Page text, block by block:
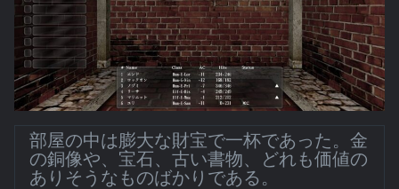
部屋の中は膨大な財宝で一杯であった。金
の銅像や、宝石、古い書物、どれも価値の
ありそうなものばかりである。